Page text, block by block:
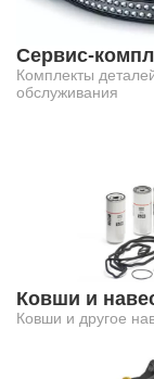
Сервис-
Комплекты
обслуживания
Ковши и
Ковши и другое